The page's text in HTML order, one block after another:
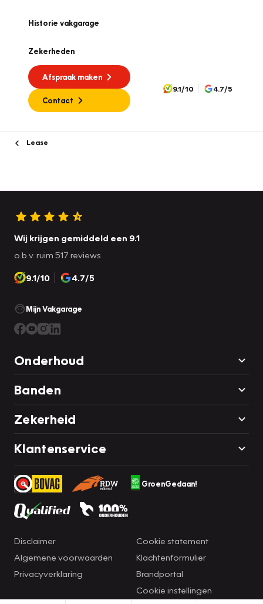
Historie vakgarage
Zekerheden
Afspraak maken
Contact
9.1/10 4.7/5
Lease
Wij krijgen gemiddeld een 9.1
o.b.v. ruim 517 reviews
9.1/10 4.7/5
Mijn Vakgarage
Onderhoud
Banden
Zekerheid
Klantenservice
GroenGedaan!
Disclaimer
Algemene voorwaarden
Privacyverklaring
Cookie statement
Klachtenformulier
Brandportal
Cookie instellingen